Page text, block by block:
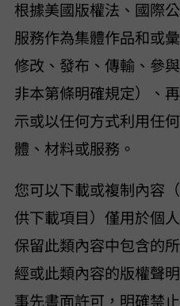
根據美國版權法、國際
服務作為集體作品和/或
修改、發布、傳輸、參
非本第 2 條明確規定）
示或以任何方式利用任
體、材料或服務。
您可以下載或複制內容
供下載項目）僅用於個
保留此類內容中包含的
經 VideoHunter 或此類內容的
事先書面許可，明確禁